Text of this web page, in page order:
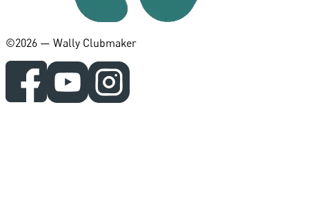
©️2026 — Wally Clubmaker